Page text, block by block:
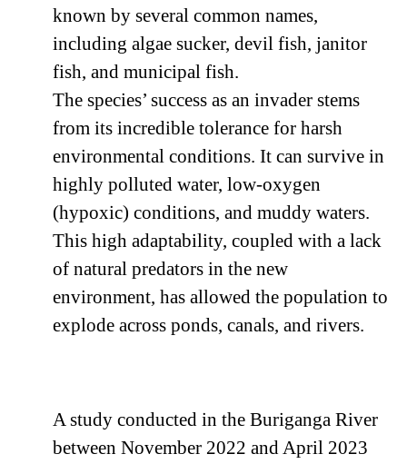
known by several common names,
including algae sucker, devil fish, janitor
fish, and municipal fish.
The species’ success as an invader stems
from its incredible tolerance for harsh
environmental conditions. It can survive in
highly polluted water, low-oxygen
(hypoxic) conditions, and muddy waters.
This high adaptability, coupled with a lack
of natural predators in the new
environment, has allowed the population to
explode across ponds, canals, and rivers.
A study conducted in the Buriganga River
between November 2022 and April 2023